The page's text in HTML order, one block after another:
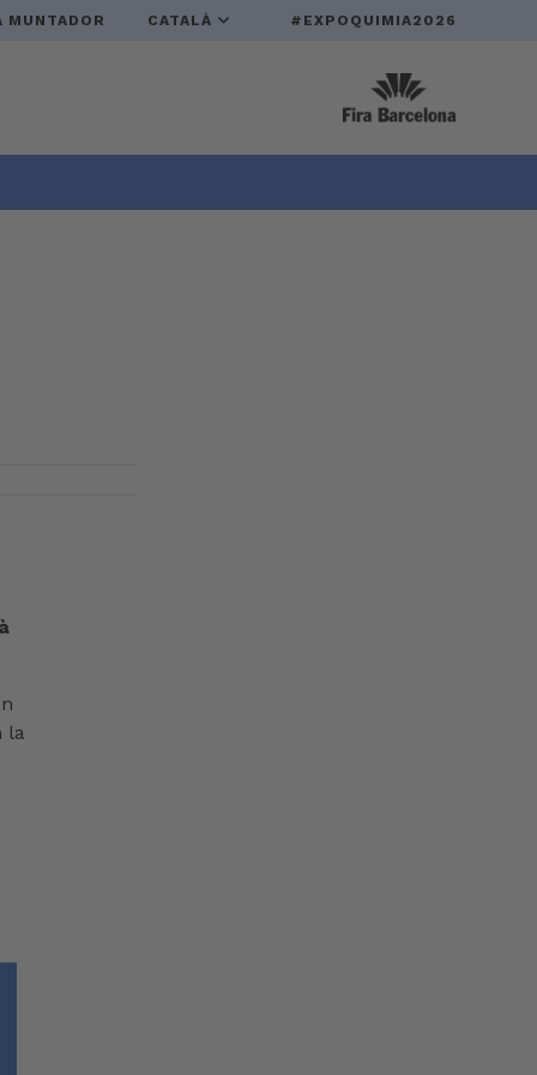
MUNTADOR CATALÀ #EXPOQUIMIA2026
la